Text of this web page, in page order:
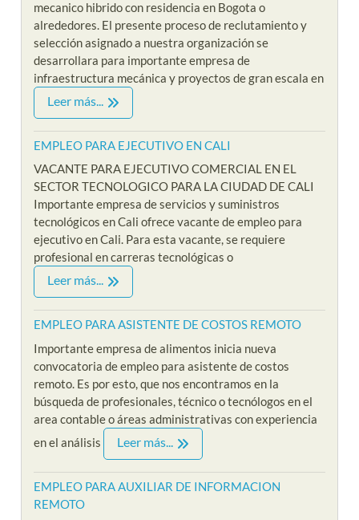
mecanico hibrido con residencia en Bogota o
alrededores. El presente proceso de reclutamiento y
selección asignado a nuestra organización se
desarrollara para importante empresa de
infraestructura mecánica y proyectos de gran escala en
Leer más...
EMPLEO PARA EJECUTIVO EN CALI
VACANTE PARA EJECUTIVO COMERCIAL EN EL
SECTOR TECNOLOGICO PARA LA CIUDAD DE CALI
Importante empresa de servicios y suministros
tecnológicos en Cali ofrece vacante de empleo para
ejecutivo en Cali. Para esta vacante, se requiere
profesional en carreras tecnológicas o
Leer más...
EMPLEO PARA ASISTENTE DE COSTOS REMOTO
Importante empresa de alimentos inicia nueva
convocatoria de empleo para asistente de costos
remoto. Es por esto, que nos encontramos en la
búsqueda de profesionales, técnico o tecnólogos en el
area contable o áreas administrativas con experiencia
en el análisis
Leer más...
EMPLEO PARA AUXILIAR DE INFORMACION
REMOTO